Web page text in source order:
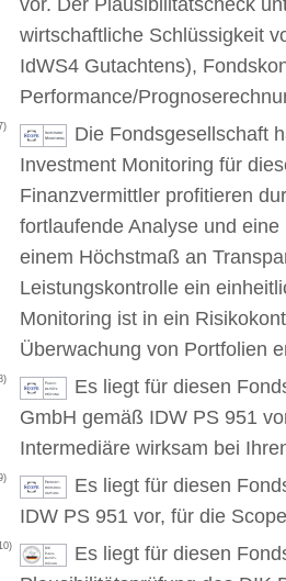
vor. Der Plausibilitätscheck
wirtschaftliche Schlüssigkeit
IdWS4 Gutachtens),
Performance/
Die Fondsgesellschaft
Investment Monitoring für
Finanzvermittler profitieren
fortlaufende Analyse und
einem Höchstmaß an
Leistungskontrolle ein
Monitoring ist in ein
Überwachung von Portfolien
Es liegt für diesen
GmbH gemäß IDW PS 951
Intermediäre wirksam bei
Es liegt für diesen
IDW PS 951 vor, für die
Es liegt für diesen